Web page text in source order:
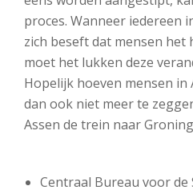
proces. Wanneer iedereen
zich beseft dat mensen het
moet het lukken deze
Hopelijk hoeven mensen in
dan ook niet meer te
Assen de trein naar
Centraal Bureau voor de